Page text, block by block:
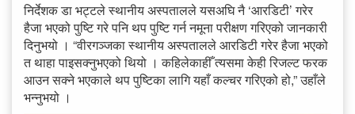
निर्देशक डा भट्टले स्थानीय अस्पतालले यसअघि नै ‘आरडिटी’ गरेर
हैजा भएको पुष्टि गरे पनि थप पुष्टि गर्न नमूना परीक्षण गरिएको जानकारी
दिनुभयो । “वीरगञ्जका स्थानीय अस्पतालले आरडिटी गरेर हैजा भएको
त थाहा पाइसक्नुभएको थियो । कहिलेकाहीँ त्यसमा केही रिजल्ट फरक
आउन सक्ने भएकाले थप पुष्टिका लागि यहाँ कल्चर गरिएको हो,” उहाँले
भन्नुभयो ।